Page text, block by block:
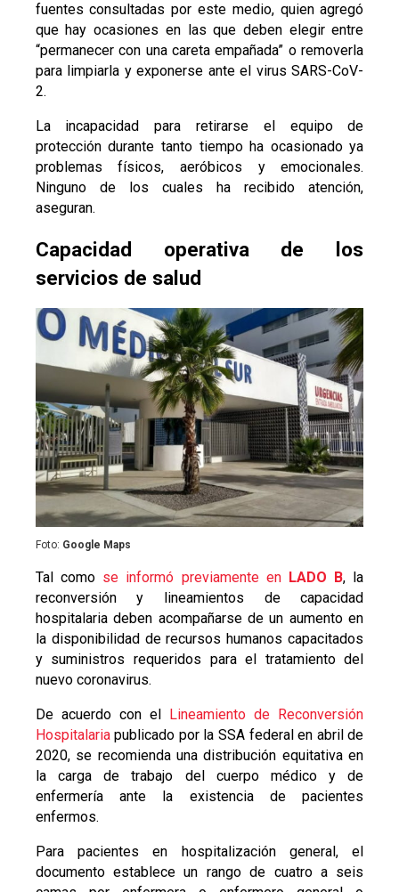
fuentes consultadas por este medio, quien agregó
que hay ocasiones en las que deben elegir entre
“permanecer con una careta empañada” o removerla
para limpiarla y exponerse ante el virus SARS-CoV-
2.
La incapacidad para retirarse el equipo de
protección durante tanto tiempo ha ocasionado ya
problemas físicos, aeróbicos y emocionales.
Ninguno de los cuales ha recibido atención,
aseguran.
Capacidad operativa de los
servicios de salud
Foto: Google Maps
Tal como se informó previamente en LADO B, la
reconversión y lineamientos de capacidad
hospitalaria deben acompañarse de un aumento en
la disponibilidad de recursos humanos capacitados
y suministros requeridos para el tratamiento del
nuevo coronavirus.
De acuerdo con el Lineamiento de Reconversión
Hospitalariapublicado por la SSA federal en abril de
2020, se recomienda una distribución equitativa en
la carga de trabajo del cuerpo médico y de
enfermería ante la existencia de pacientes
enfermos.
Para pacientes en hospitalización general, el
documento establece un rango de cuatro a seis